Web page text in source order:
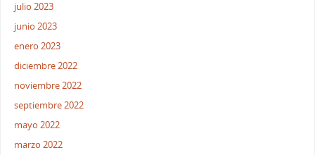
julio 2023
junio 2023
enero 2023
diciembre 2022
noviembre 2022
septiembre 2022
mayo 2022
marzo 2022